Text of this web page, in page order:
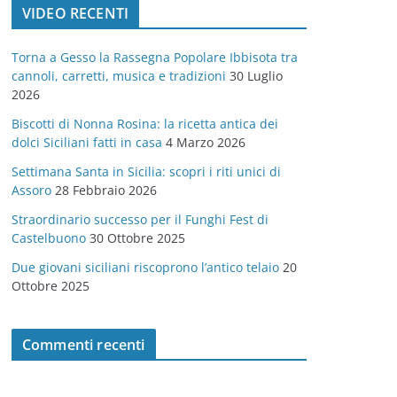
o
r
e
VIDEO RECENTI
Torna a Gesso la Rassegna Popolare Ibbisota tra
cannoli, carretti, musica e tradizioni 30 Luglio
2026
Biscotti di Nonna Rosina: la ricetta antica dei
dolci Siciliani fatti in casa 4 Marzo 2026
Settimana Santa in Sicilia: scopri i riti unici di
Assoro 28 Febbraio 2026
Straordinario successo per il Funghi Fest di
Castelbuono 30 Ottobre 2025
Due giovani siciliani riscoprono l’antico telaio 20
Ottobre 2025
Commenti recenti